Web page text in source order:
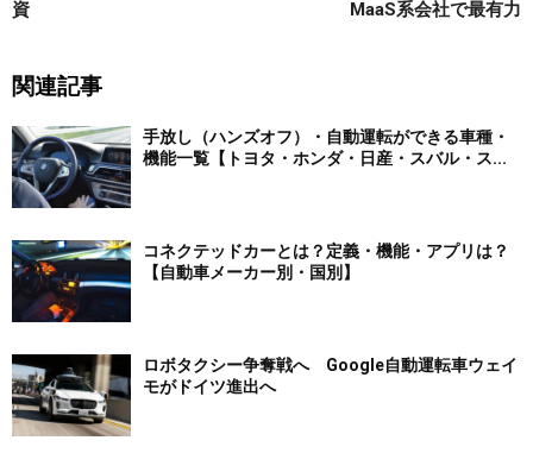
資
MaaS系会社で最有力
関連記事
手放し（ハンズオフ）・自動運転ができる車種・
機能一覧【トヨタ・ホンダ・日産・スバル・ス...
コネクテッドカーとは？定義・機能・アプリは？
【自動車メーカー別・国別】
ロボタクシー争奪戦へ Google自動運転車ウェイ
モがドイツ進出へ